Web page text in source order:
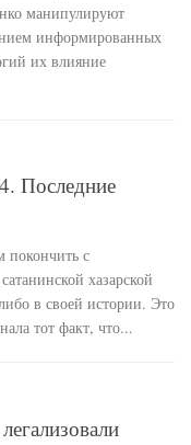
манипулируют
информированных
их влияние
Последние
покончить с
хазарской
в своей истории. Это
тот факт, что...